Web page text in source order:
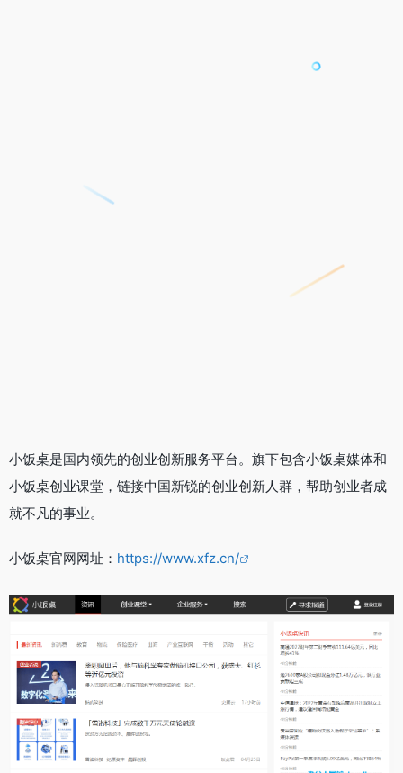
小饭桌是国内领先的创业创新服务平台。旗下包含小饭桌媒体和
小饭桌创业课堂，链接中国新锐的创业创新人群，帮助创业者成
就不凡的事业。
小饭桌官网网址： https://www.xfz.cn/